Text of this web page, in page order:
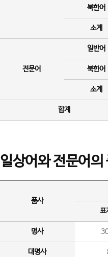
북한어
소계
전문어
일반어
북한어
소계
합계
일상어와 전문어의
품사
표
명사
대명사